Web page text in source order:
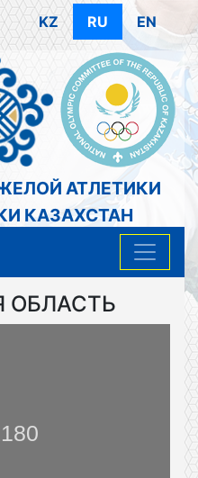
KZ RU EN
АТЛЕТИКИ
КАЗАХСТАН
ОБЛАСТЬ